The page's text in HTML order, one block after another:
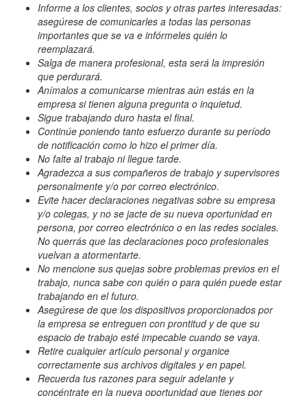
Informe a los clientes, socios y otras partes interesadas:
asegúrese de comunicarles a todas las personas
importantes que se va e infórmeles quién lo
reemplazará.
Salga de manera profesional, esta será la impresión
que perdurará.
Anímalos a comunicarse mientras aún estás en la
empresa si tienen alguna pregunta o inquietud.
Sigue trabajando duro hasta el final.
Continúe poniendo tanto esfuerzo durante su período
de notificación como lo hizo el primer día.
No falte al trabajo ni llegue tarde.
Agradezca a sus compañeros de trabajo y supervisores
personalmente y/o por correo electrónico.
Evite hacer declaraciones negativas sobre su empresa
y/o colegas, y no se jacte de su nueva oportunidad en
persona, por correo electrónico o en las redes sociales.
No querrás que las declaraciones poco profesionales
vuelvan a atormentarte.
No mencione sus quejas sobre problemas previos en el
trabajo, nunca sabe con quién o para quién puede estar
trabajando en el futuro.
Asegúrese de que los dispositivos proporcionados por
la empresa se entreguen con prontitud y de que su
espacio de trabajo esté impecable cuando se vaya.
Retire cualquier artículo personal y organice
correctamente sus archivos digitales y en papel.
Recuerda tus razones para seguir adelante y
concéntrate en la nueva oportunidad que tienes por